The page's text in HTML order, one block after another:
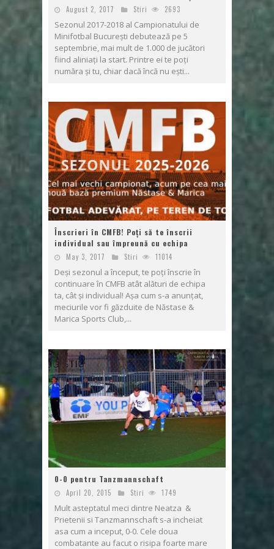
August 2, 2017 Stiri 2693
Sezonul 2017-2018 al Campionatului de
Minifotbal București debutează pe 5
septembrie, mai mult de 1.000 de jucători
fiind aliniați la start. Printre ei te poți
număra și tu, chiar dacă încă nu ești...
Înscrieri în CMFB! Poți să te înscrii
individual sau împreună cu echipa
May 3, 2017 Stiri 11014
Deși sezonul a început, te poți înscrie în
continuare în CMFB atât alături de echipa
ta, cât și individual! Așa cum s-a anunțat,
meciurile vor fi găzduite de Năstase &
Marica Sports Club,...
0-0 pentru Tanzmannschaft
April 20, 2015 Stiri 1749
Mult asteptatul meci dintre Neatza &
Prietenii si Tanzmannschaft s-a incheiat
asa cum a inceput, 0-0. Cele doua
combatante au facut o risipa foarte mare